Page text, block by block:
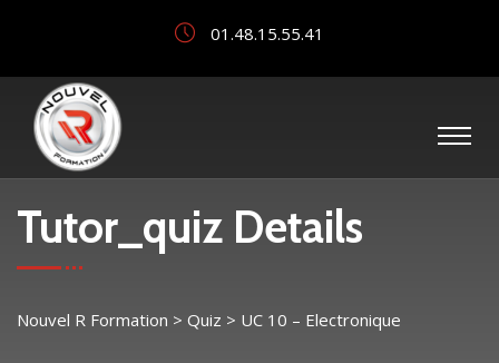
01.48.15.55.41
Tutor_quiz Details
Nouvel R Formation > Quiz > UC 10 – Electronique